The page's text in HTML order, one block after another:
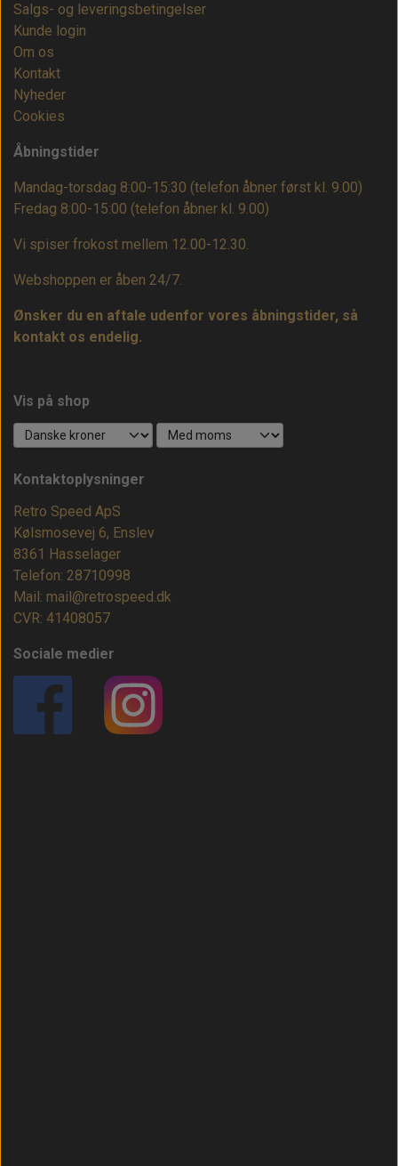
Salgs- og leveringsbetingelser
Kunde login
Om os
Kontakt
Nyheder
Cookies
Åbningstider
Mandag-torsdag 8:00-15:30 (telefon åbner først kl. 9.00)
Fredag 8:00-15:00 (telefon åbner kl. 9.00)
Vi spiser frokost mellem 12.00-12.30.
Webshoppen er åben 24/7.
Ønsker du en aftale udenfor vores åbningstider, så
kontakt os endelig.
Vis på shop
Kontaktoplysninger
Retro Speed ApS
Kølsmosevej 6, Enslev
8361 Hasselager
Telefon: 28710998
Mail: mail@retrospeed.dk
CVR: 41408057
Sociale medier